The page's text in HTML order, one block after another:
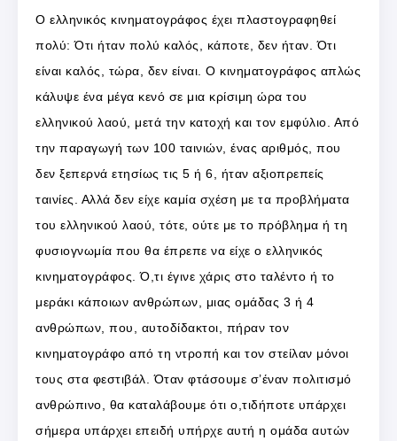
Ο ελληνικός κινηματογράφος έχει πλαστογραφηθεί
πολύ: Ότι ήταν πολύ καλός, κάποτε, δεν ήταν. Ότι
είναι καλός, τώρα, δεν είναι. Ο κινηματογράφος απλώς
κάλυψε ένα μέγα κενό σε μια κρίσιμη ώρα του
ελληνικού λαού, μετά την κατοχή και τον εμφύλιο. Από
την παραγωγή των 100 ταινιών, ένας αριθμός, που
δεν ξεπερνά ετησίως τις 5 ή 6, ήταν αξιοπρεπείς
ταινίες. Αλλά δεν είχε καμία σχέση με τα προβλήματα
του ελληνικού λαού, τότε, ούτε με το πρόβλημα ή τη
φυσιογνωμία που θα έπρεπε να είχε ο ελληνικός
κινηματογράφος. Ό,τι έγινε χάρις στο ταλέντο ή το
μεράκι κάποιων ανθρώπων, μιας ομάδας 3 ή 4
ανθρώπων, που, αυτοδίδακτοι, πήραν τον
κινηματογράφο από τη ντροπή και τον στείλαν μόνοι
τους στα φεστιβάλ. Όταν φτάσουμε σ’έναν πολιτισμό
ανθρώπινο, θα καταλάβουμε ότι ο,τιδήποτε υπάρχει
σήμερα υπάρχει επειδή υπήρχε αυτή η ομάδα αυτών